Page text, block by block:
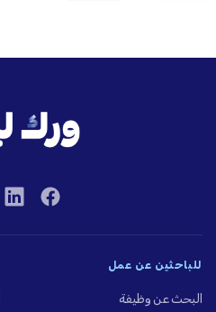
للباحثين عن عمل
البحث عن وظيفة